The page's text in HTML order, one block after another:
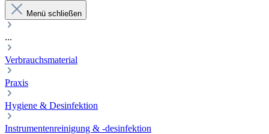
Menü schließen
...
Verbrauchsmaterial
Praxis
Hygiene & Desinfektion
Instrumentenreinigung & -desinfektion